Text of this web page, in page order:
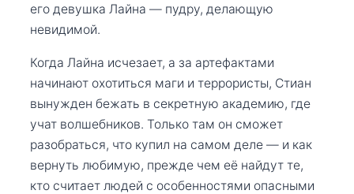
его девушка Лайна — пудру, делающую
невидимой.
Когда Лайна исчезает, а за артефактами
начинают охотиться маги и террористы, Стиан
вынужден бежать в секретную академию, где
учат волшебников. Только там он сможет
разобраться, что купил на самом деле — и как
вернуть любимую, прежде чем её найдут те,
кто считает людей с особенностями опасными